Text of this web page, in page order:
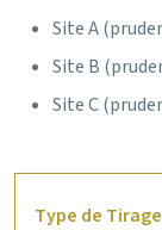
Site A
Site B
Site C
Type de Tirage